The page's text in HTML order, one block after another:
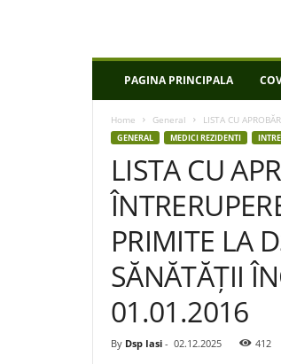
P
PAGINA PRINCIPALA
Home General LISTA CU
GENERAL MEDICI REZIDENTI
LISTA CU
PRIMITE LA
SĂNĂTĂȚII
01.01.2016
By Dsp Iasi - 02.12.2025 412